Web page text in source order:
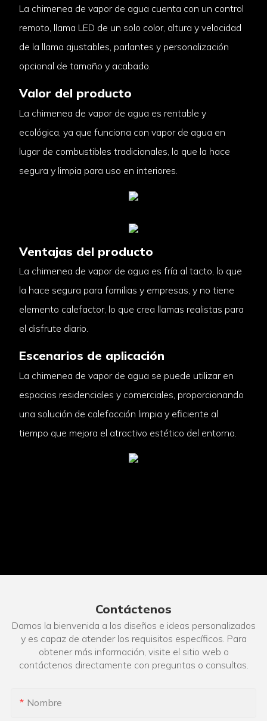
La chimenea de vapor de agua cuenta con un control
remoto, llama LED de un solo color, altura y velocidad
de la llama ajustables, parlantes y personalización
opcional de tamaño y acabado.
Valor del producto
La chimenea de vapor de agua es rentable y
ecológica, ya que funciona con vapor de agua en
lugar de combustibles tradicionales, lo que la hace
segura y limpia para uso en interiores.
Ventajas del producto
La chimenea de vapor de agua es fría al tacto, lo que
la hace segura para familias y empresas, y no tiene
elemento calefactor, lo que crea llamas realistas para
el disfrute diario.
Escenarios de aplicación
La chimenea de vapor de agua se puede utilizar en
espacios residenciales y comerciales, proporcionando
una solución de calefacción limpia y eficiente al
tiempo que mejora el atractivo estético del entorno.
Contáctenos
Damos la bienvenida a los diseños e ideas personalizados
y es capaz de atender los requisitos específicos. Para
obtener más información, visite el sitio web o
contáctenos directamente con preguntas o consultas.
Nombre